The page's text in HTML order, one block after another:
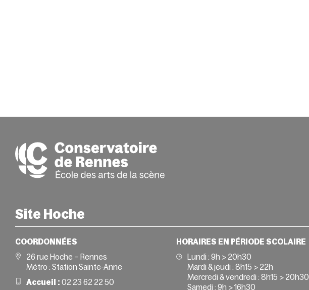
Site Hoche
COORDONNÉES
26 rue Hoche – Rennes
Métro : Station Sainte-Anne
Accueil : 02 23 62 22 50
HORAIRES EN PÉRIODE SCOLAIRE
Lundi : 9h > 20h30
Mardi & jeudi : 8h15 > 22h
Mercredi & vendredi : 8h15 > 20h30
Samedi : 9h > 16h30